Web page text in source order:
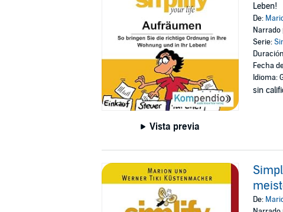
Vista previa
Leben!
De:
Narrado
Serie:
Fecha
Idioma:
sin
De: